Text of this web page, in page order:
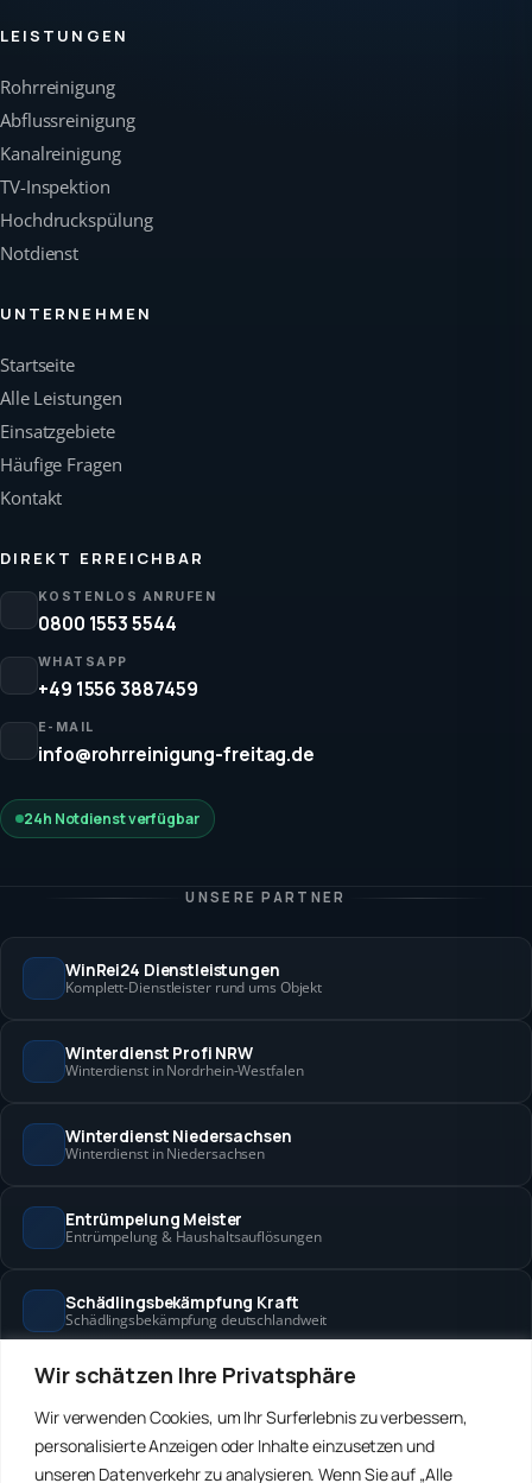
Wir schätzen Ihre Privatsphäre
Wir verwenden Cookies, um Ihr Surferlebnis zu verbessern,
personalisierte Anzeigen oder Inhalte einzusetzen und
unseren Datenverkehr zu analysieren. Wenn Sie auf „Alle
LEISTUNGEN
Rohrreinigung
Abflussreinigung
Kanalreinigung
TV-Inspektion
Hochdruckspülung
Notdienst
UNTERNEHMEN
Startseite
Alle Leistungen
Einsatzgebiete
Häufige Fragen
Kontakt
DIREKT ERREICHBAR
KOSTENLOS ANRUFEN
0800 1553 5544
WHATSAPP
+49 1556 3887459
E-MAIL
info@rohrreinigung-freitag.de
24h Notdienst verfügbar
UNSERE PARTNER
WinRei24 Dienstleistungen
Komplett-Dienstleister rund ums Objekt
Winterdienst Profi NRW
Winterdienst in Nordrhein-Westfalen
Winterdienst Niedersachsen
Winterdienst in Niedersachsen
Entrümpelung Meister
Entrümpelung & Haushaltsauflösungen
Schädlingsbekämpfung Kraft
Schädlingsbekämpfung deutschlandweit
Hanse Objektservice
Winterdienst Hansa